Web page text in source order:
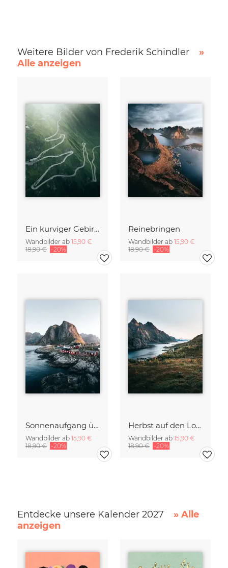
Weitere Bilder von Frederik Schindler
»
Alle anzeigen
Ein kurviger Gebirgspass in der Schweiz
Wandbilder ab 15,90 €
18,90 € -20%
Reinebringen
Wandbilder ab 15,90 €
18,90 € -20%
Sonnenaufgang über Hamnøy
Wandbilder ab 15,90 €
18,90 € -20%
Herbst auf den Lofoten
Wandbilder ab 15,90 €
18,90 € -20%
Entdecke unsere Kalender 2027
» Alle
anzeigen